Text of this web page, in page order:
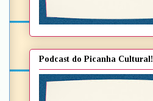
Podcast do Picanha Cultural!